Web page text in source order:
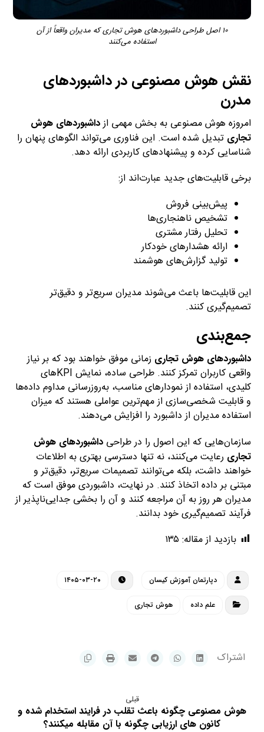
۱۰ اصل طراحی داشبوردهای هوش تجاری که مدیران واقعاً از آن
استفاده می‌کنند
نقش هوش مصنوعی در داشبوردهای
مدرن
امروزه هوش مصنوعی به بخش مهمی ازداشبوردهای هوش
تجاری تبدیل شده است. این فناوری می‌تواند الگوهای پنهان را
شناسایی کرده و پیشنهادهای کاربردی ارائه دهد.
برخی قابلیت‌های جدید عبارت‌اند از:
پیش‌بینی فروش
تشخیص ناهنجاری‌ها
تحلیل رفتار مشتری
ارائه هشدارهای خودکار
تولید گزارش‌های هوشمند
این قابلیت‌ها باعث می‌شوند مدیران سریع‌تر و دقیق‌تر
تصمیم‌گیری کنند.
جمع‌بندی
داشبوردهای هوش تجاری زمانی موفق خواهند بود که بر نیاز
واقعی کاربران تمرکز کنند. طراحی ساده، نمایش KPIهای
کلیدی، استفاده از نمودارهای مناسب، به‌روزرسانی مداوم داده‌ها
و قابلیت شخصی‌سازی از مهم‌ترین عواملی هستند که میزان
استفاده مدیران از داشبورد را افزایش می‌دهند.
سازمان‌هایی که این اصول را در طراحیداشبوردهای هوش
تجاری رعایت می‌کنند، نه تنها دسترسی بهتری به اطلاعات
خواهند داشت، بلکه می‌توانند تصمیمات سریع‌تر، دقیق‌تر و
مبتنی بر داده اتخاذ کنند. در نهایت، داشبوردی موفق است که
مدیران هر روز به آن مراجعه کنند و آن را بخشی جدایی‌ناپذیر از
فرآیند تصمیم‌گیری خود بدانند.
بازدید از مقاله: ۱۳۵
دپارتمان آموزش کیسان ۱۴۰۵-۰۳-۲۰
علم داده هوش تجاری
قبلی
هوش مصنوعی چگونه باعث تقلب در فرایند استخدام شده و
کانون های ارزیابی چگونه با آن مقابله میکنند؟